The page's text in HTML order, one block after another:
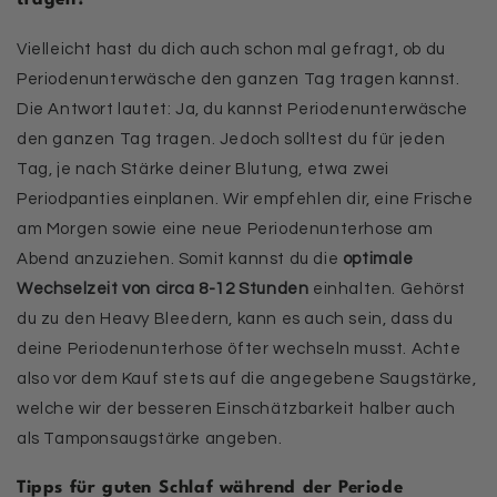
Vielleicht hast du dich auch schon mal gefragt, ob du
Periodenunterwäsche den ganzen Tag tragen kannst.
Die Antwort lautet: Ja, du kannst Periodenunterwäsche
den ganzen Tag tragen. Jedoch solltest du für jeden
Tag, je nach Stärke deiner Blutung, etwa zwei
Periodpanties einplanen. Wir empfehlen dir, eine Frische
am Morgen sowie eine neue Periodenunterhose am
Abend anzuziehen. Somit kannst du die optimale
Wechselzeit von circa 8-12 Stunden einhalten. Gehörst
du zu den Heavy Bleedern, kann es auch sein, dass du
deine Periodenunterhose öfter wechseln musst. Achte
also vor dem Kauf stets auf die angegebene Saugstärke,
welche wir der besseren Einschätzbarkeit halber auch
als Tamponsaugstärke angeben.
Tipps für guten Schlaf während der Periode